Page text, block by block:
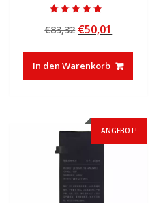
5.00
von 5
€83,32 Ursprünglicher
war:
€83,32
€50,01
ist:
€50,01.
In den Warenkorb
ANGEBOT!